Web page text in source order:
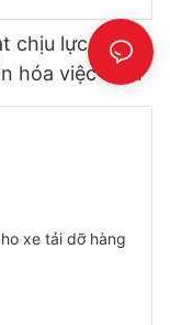
chịu lực – Mở
hóa việc dỡ